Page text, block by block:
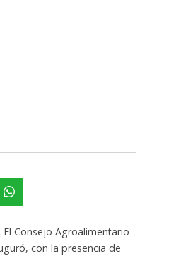
El Consejo Agroalimentario
con la presencia de